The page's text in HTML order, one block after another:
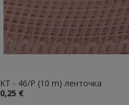
KT - 46/P (10 m) ленточка
0,25 €